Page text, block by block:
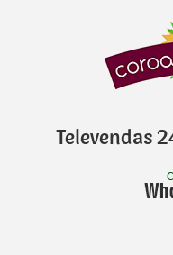
Televendas